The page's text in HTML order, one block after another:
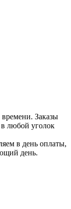
Заказы
в любой уголок
в день оплаты,
день.